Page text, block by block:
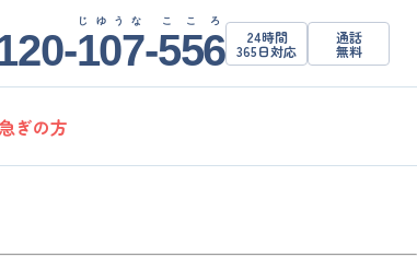
107
じゆうな
-556
こころ
24時間
365日対応
通話
無料
ぎの方